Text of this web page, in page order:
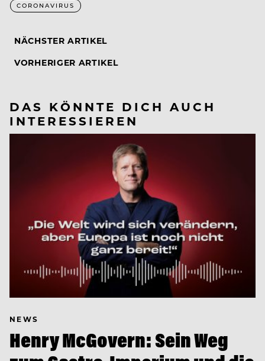
CORONAVIRUS
NÄCHSTER ARTIKEL
VORHERIGER ARTIKEL
DAS KÖNNTE DICH AUCH
INTERESSIEREN
NEWS
Henry McGovern: Sein Weg